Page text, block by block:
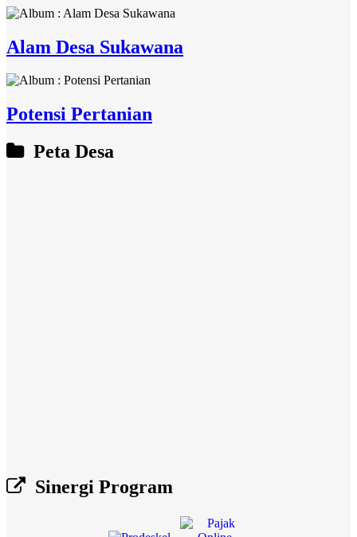
Alam Desa Sukawana
Potensi Pertanian
Peta Desa
Sinergi Program